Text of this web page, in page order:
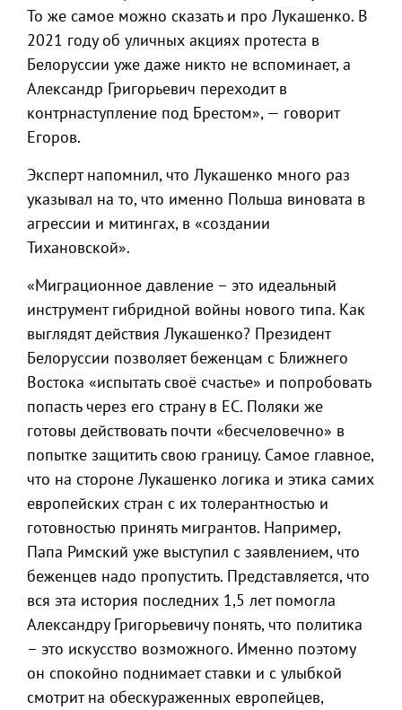
То же самое можно сказать и про Лукашенко. В
2021 году об уличных акциях протеста в
Белоруссии уже даже никто не вспоминает, а
Александр Григорьевич переходит в
контрнаступление под Брестом», — говорит
Егоров.
Эксперт напомнил, что Лукашенко много раз
указывал на то, что именно Польша виновата в
агрессии и митингах, в «создании
Тихановской».
«Миграционное давление – это идеальный
инструмент гибридной войны нового типа. Как
выглядят действия Лукашенко? Президент
Белоруссии позволяет беженцам с Ближнего
Востока «испытать своё счастье» и попробовать
попасть через его страну в ЕС. Поляки же
готовы действовать почти «бесчеловечно» в
попытке защитить свою границу. Самое главное,
что на стороне Лукашенко логика и этика самих
европейских стран с их толерантностью и
готовностью принять мигрантов. Например,
Папа Римский уже выступил с заявлением, что
беженцев надо пропустить. Представляется, что
вся эта история последних 1,5 лет помогла
Александру Григорьевичу понять, что политика
– это искусство возможного. Именно поэтому
он спокойно поднимает ставки и с улыбкой
смотрит на обескураженных европейцев,